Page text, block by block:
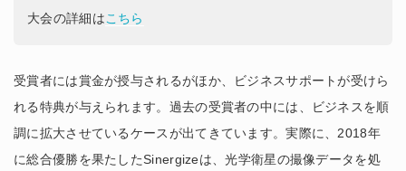
大会の詳細はこちら
受賞者には賞金が授与されるがほか、ビジネスサポートが受けら
れる特典が与えられます。過去の受賞者の中には、ビジネスを順
調に拡大させているケースが出てきています。実際に、2018年
に総合優勝を果たしたSinergizeは、光学衛星の撮像データを処